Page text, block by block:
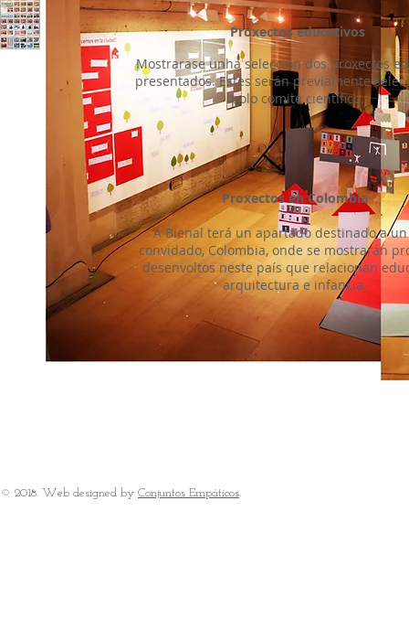
Proxectos educativos
Mostrarase unha selección dos proxectos
presentados. Estes serán previamente
polo comité científico.
Proxectos en Colombia
A Bienal terá un apartado destinado a
convidado, Colombia, onde se mostrarán
desenvoltos neste país que relacionan
arquitectura e infancia.
© 2018. Web designed by Conjuntos Empáticos.